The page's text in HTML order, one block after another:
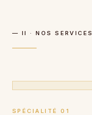
— II · NOS SERVICES
SPÉCIALITÉ 01